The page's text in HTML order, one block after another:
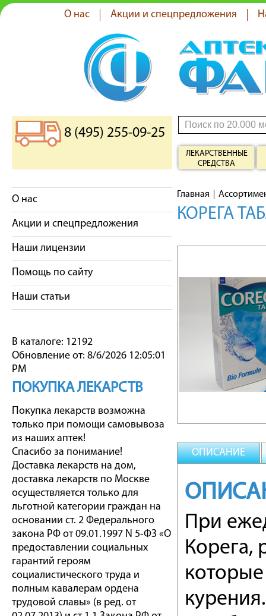
О нас Акции и спецпредложения
8 (495) 255-09-25
ЛЕКАРСТВЕННЫЕ
СРЕДСТВА
О нас
Акции и спецпредложения
Наши лицензии
Помощь по сайту
Наши статьи
В каталоге: 12192
Обновление от: 8/6/2026 12:05:01
PM
ПОКУПКА ЛЕКАРСТВ
Покупка лекарств возможна
только при помощи самовывоза
из наших аптек!
Спасибо за понимание!
Доставка лекарств на дом,
доставка лекарств по Москве
осуществляется только для
льготной категории граждан на
основании ст. 2 Федерального
закона РФ от 09.01.1997 N 5-ФЗ «О
предоставлении социальных
гарантий героям
социалистического труда и
полным кавалерам ордена
трудовой славы» (в ред. от
Главная
КОРЕГА
ОПИСАНИЕ
При
Корега,